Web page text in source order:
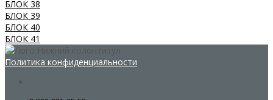
БЛОК 38
БЛОК 39
БЛОК 40
БЛОК 41
Политика конфиденциальности